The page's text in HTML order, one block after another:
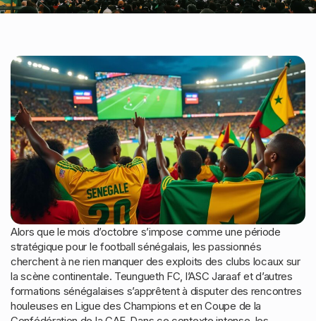
Alors que le mois d’octobre s’impose comme une période
stratégique pour le football sénégalais, les passionnés
cherchent à ne rien manquer des exploits des clubs locaux sur
la scène continentale. Teungueth FC, l’ASC Jaraaf et d’autres
formations sénégalaises s’apprêtent à disputer des rencontres
houleuses en Ligue des Champions et en Coupe de la